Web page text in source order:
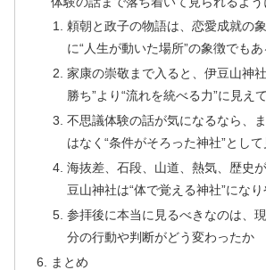
頼朝と政子の物語は、恋愛成就の
に“人生が動いた場所”の象徴でもあ
家康の崇敬まで入ると、伊豆山神
勝ち”より“流れを統べる力”に見え
不思議体験の話が気になるなら、
はなく“条件がそろった神社”とし
海抜差、石段、山道、熱気、歴史
豆山神社は“体で覚える神社”にな
参拝後に本当に見るべきなのは、
分の行動や判断がどう変わったか
まとめ